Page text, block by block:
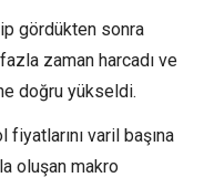
gördükten sonra
zaman harcadı ve
doğru yükseldi.
fiyatlarını varil başına
oluşan makro